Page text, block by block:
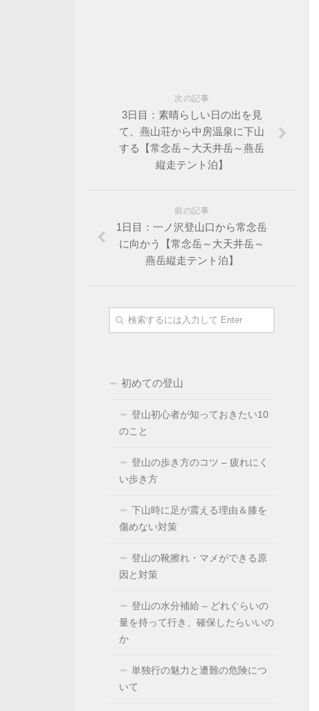
次の記事
3日目：素晴らしい日の出を見
て、燕山荘から中房温泉に下山
する【常念岳～大天井岳～燕岳
縦走テント泊】
前の記事
1日目：一ノ沢登山口から常念岳
に向かう【常念岳～大天井岳～
燕岳縦走テント泊】
初めての登山
登山初心者が知っておきたい10
のこと
登山の歩き方のコツ – 疲れにく
い歩き方
下山時に足が震える理由＆膝を
傷めない対策
登山の靴擦れ・マメができる原
因と対策
登山の水分補給 – どれぐらいの
量を持って行き、確保したらいいの
か
単独行の魅力と遭難の危険につ
いて